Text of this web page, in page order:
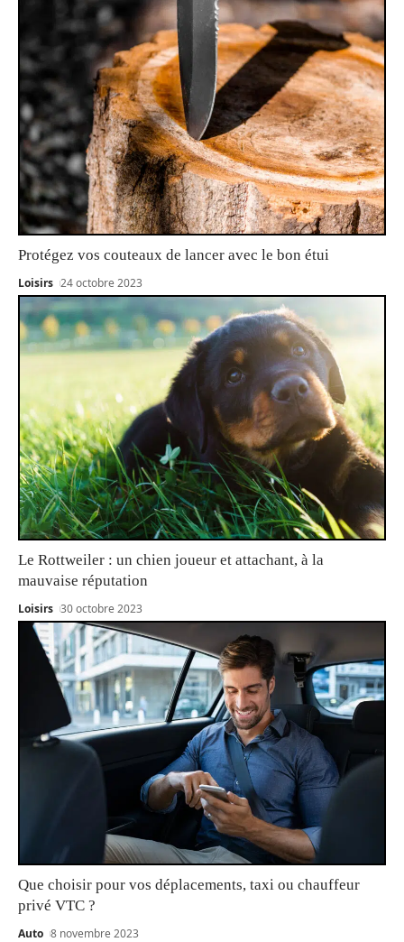
Protégez vos couteaux de lancer avec le bon étui
Loisirs 24 octobre 2023
Le Rottweiler : un chien joueur et attachant, à la
mauvaise réputation
Loisirs 30 octobre 2023
Que choisir pour vos déplacements, taxi ou chauffeur
privé VTC ?
Auto 8 novembre 2023